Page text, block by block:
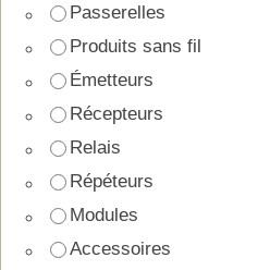
Passerelles
Produits sans fil
Émetteurs
Récepteurs
Relais
Répéteurs
Modules
Accessoires